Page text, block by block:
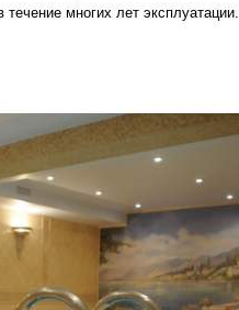
течение многих лет эксплуатации.